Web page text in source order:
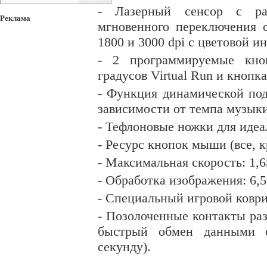
Реклама
- Лазерный сенсор с
мгновенного переключения
1800 и 3000 dpi с цветовой
- 2 программируемые
градусов Virtual Run и
- Функция динамической
зависимости от темпа
- Тефлоновые ножки для
- Ресурс кнопок мыши (все,
- Максимальная скорость:
- Обработка изображения:
- Специальный игровой
- Позолоченные контакты
быстрый обмен
секунду).